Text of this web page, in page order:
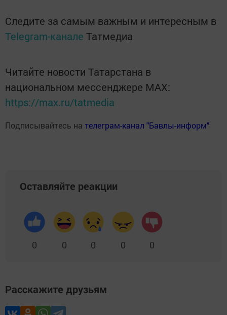
Следите за самым важным и интересным в
Telegram-канале Татмедиа
Читайте новости Татарстана в
национальном мессенджере MАХ:
https://max.ru/tatmedia
Подписывайтесь на телеграм-канал "Бавлы-информ"
Оставляйте реакции
0 0 0 0 0
Расскажите друзьям